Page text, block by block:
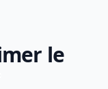
le